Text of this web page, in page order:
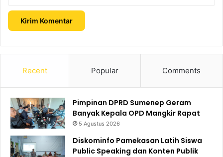
Recent Popular Comments
Pimpinan DPRD Sumenep Geram
Banyak Kepala OPD Mangkir Rapat
5 Agustus 2026
Diskominfo Pamekasan Latih Siswa
Public Speaking dan Konten Publik